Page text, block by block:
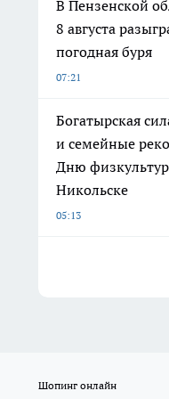
В Пензенской
8 августа
погодная буря
07:21
Богатырская
и семейные
Дню
Никольске
05:13
Шопинг онлайн